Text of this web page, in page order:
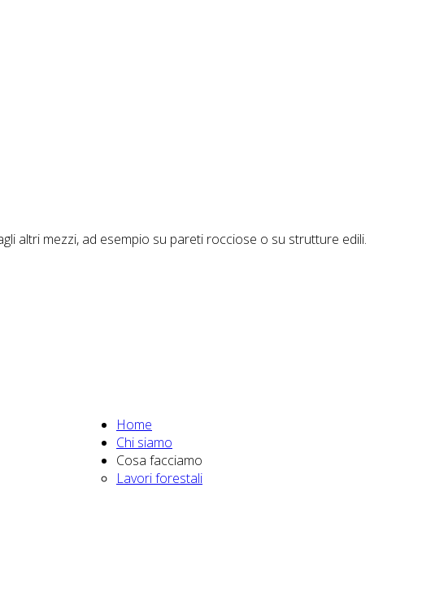
altri mezzi, ad esempio su pareti rocciose o su strutture edili.
Home
Chi siamo
Cosa facciamo
Lavori forestali